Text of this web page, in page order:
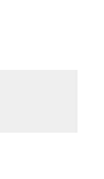
地域
いつ